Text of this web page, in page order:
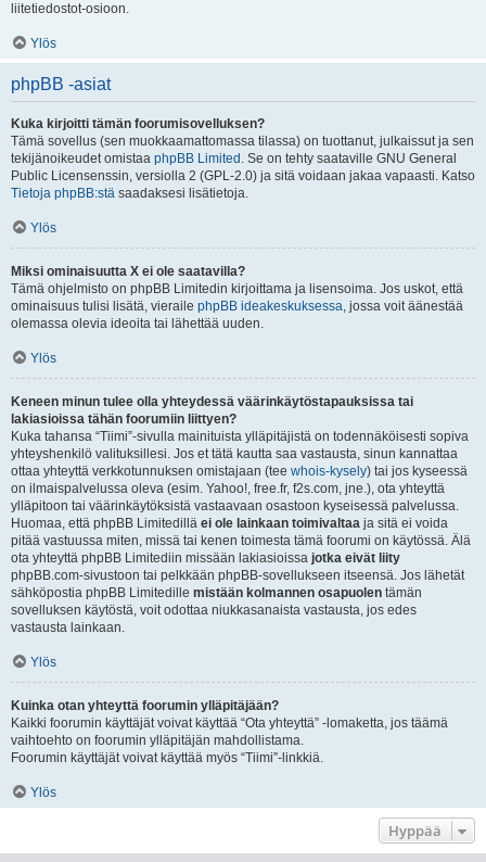
liitetiedostot-osioon.
Ylös
phpBB -asiat
Kuka kirjoitti tämän foorumisovelluksen?
Tämä sovellus (sen muokkaamattomassa tilassa) on tuottanut, julkaissut ja sen
tekijänoikeudet omistaa phpBB Limited . Se on tehty saataville GNU General
Public Licensenssin, versiolla 2 (GPL-2.0) ja sitä voidaan jakaa vapaasti. Katso
Tietoja phpBB:stä saadaksesi lisätietoja.
Ylös
Miksi ominaisuutta X ei ole saatavilla?
Tämä ohjelmisto on phpBB Limitedin kirjoittama ja lisensoima. Jos uskot, että
ominaisuus tulisi lisätä, vieraile phpBB ideakeskuksessa, jossa voit äänestää
olemassa olevia ideoita tai lähettää uuden.
Ylös
Keneen minun tulee olla yhteydessä väärinkäytöstapauksissa tai
lakiasioissa tähän foorumiin liittyen?
Kuka tahansa “Tiimi”-sivulla mainituista ylläpitäjistä on todennäköisesti sopiva
yhteyshenkilö valituksillesi. Jos et tätä kautta saa vastausta, sinun kannattaa
ottaa yhteyttä verkkotunnuksen omistajaan (tee whois-kysely) tai jos kyseessä
on ilmaispalvelussa oleva (esim. Yahoo!, free.fr, f2s.com, jne.), ota yhteyttä
ylläpitoon tai väärinkäytöksistä vastaavaan osastoon kyseisessä palvelussa.
Huomaa, että phpBB Limitedillä ei ole lainkaan toimivaltaa ja sitä ei voida
pitää vastuussa miten, missä tai kenen toimesta tämä foorumi on käytössä. Älä
ota yhteyttä phpBB Limitediin missään lakiasioissa jotka eivät liity
phpBB.com-sivustoon tai pelkkään phpBB-sovellukseen itseensä. Jos lähetät
sähköpostia phpBB Limitedille mistään kolmannen osapuolen tämän
sovelluksen käytöstä, voit odottaa niukkasanaista vastausta, jos edes
vastausta lainkaan.
Ylös
Kuinka otan yhteyttä foorumin ylläpitäjään?
Kaikki foorumin käyttäjät voivat käyttää “Ota yhteyttä” -lomaketta, jos täämä
vaihtoehto on foorumin ylläpitäjän mahdollistama.
Foorumin käyttäjät voivat käyttää myös “Tiimi”-linkkiä.
Ylös
Hyppää